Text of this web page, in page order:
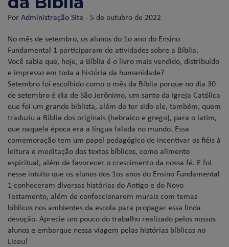
PorAdministração Site - 5 de outubro de 2022
No mês de setembro, os alunos do 1o ano do Ensino
Fundamental 1 participaram de atividades sobre a Bíblia.
Você sabia que, hoje, a Bíblia é o livro mais vendido, distribuído
e impresso em toda a história da humanidade?
Setembro foi escolhido como o mês da Bíblia porque no dia 30
de setembro é dia de São Jerônimo, um santo da Igreja Católica
que foi um grande biblista, além de ter sido ele, também, quem
traduziu a Bíblia dos originais (hebraico e grego), para o latim,
que naquela época era a língua falada no mundo. Essa
comemoração tem um papel pedagógico de incentivar os fiéis à
leitura e meditação dos textos bíblicos, como alimento
espiritual, além de favorecer o crescimento da nossa fé. E foi
nesse intuito que os alunos dos 1os anos do Ensino Fundamental
1 conheceram diversas histórias do Antigo e do Novo
Testamento, além de confeccionarem murais com temas
bíblicos nos ambientes da escola para propagar essa linda
devoção. Aprecie um pouco do trabalho realizado pelos nossos
alunos e embarque nessa viagem pelas histórias bíblicas no
Liceu!